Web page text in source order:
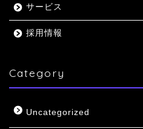
サービス
採用情報
Category
Uncategorized